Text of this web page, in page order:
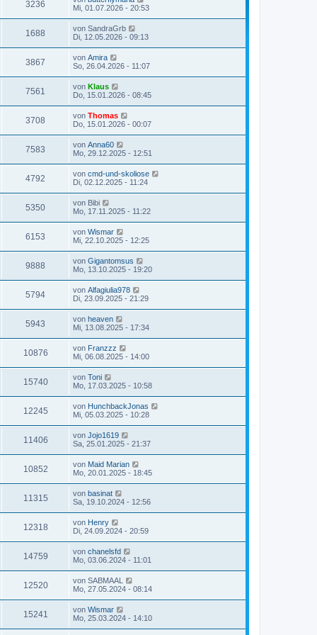
3236
Mi, 01.07.2026 - 20:53
1688 von SandraGrb
Di, 12.05.2026 - 09:13
3867 von Amira
So, 26.04.2026 - 11:07
7561 von Klaus
Do, 15.01.2026 - 08:45
3708 von Thomas
Do, 15.01.2026 - 00:07
7583 von Anna60
Mo, 29.12.2025 - 12:51
4792 von cmd-und-skoliose
Di, 02.12.2025 - 11:24
5350 von Bibi
Mo, 17.11.2025 - 11:22
6153 von Wismar
Mi, 22.10.2025 - 12:25
9888 von Gigantomsus
Mo, 13.10.2025 - 19:20
5794 von Alfagiulia978
Di, 23.09.2025 - 21:29
5943 von heaven
Mi, 13.08.2025 - 17:34
10876 von Franzzz
Mi, 06.08.2025 - 14:00
15740 von Toni
Mo, 17.03.2025 - 10:58
12245 von HunchbackJonas
Mi, 05.03.2025 - 10:28
11406 von Jojo1619
Sa, 25.01.2025 - 21:37
10852 von Maid Marian
Mo, 20.01.2025 - 18:45
11315 von basinat
Sa, 19.10.2024 - 12:56
12318 von Henry
Di, 24.09.2024 - 20:59
14759 von chanelsfd
Mo, 03.06.2024 - 11:01
12520 von SABMAAL
Mo, 27.05.2024 - 08:14
15241 von Wismar
Mo, 25.03.2024 - 14:10